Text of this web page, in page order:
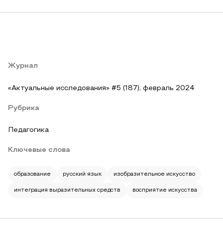
Журнал
«Актуальные исследования» #5 (187), февраль 2024
Рубрика
Педагогика
Ключевые слова
образование русский язык изобразительное искусство
интеграция выразительных средств восприятие искусства